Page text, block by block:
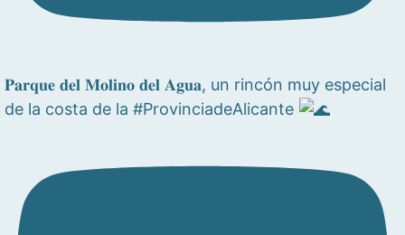
𝐏𝐚𝐫𝐪𝐮𝐞 𝐝𝐞𝐥 𝐌𝐨𝐥𝐢𝐧𝐨 𝐝𝐞𝐥 𝐀𝐠𝐮𝐚, un rincón muy especial
de la costa de la #ProvinciadeAlicante